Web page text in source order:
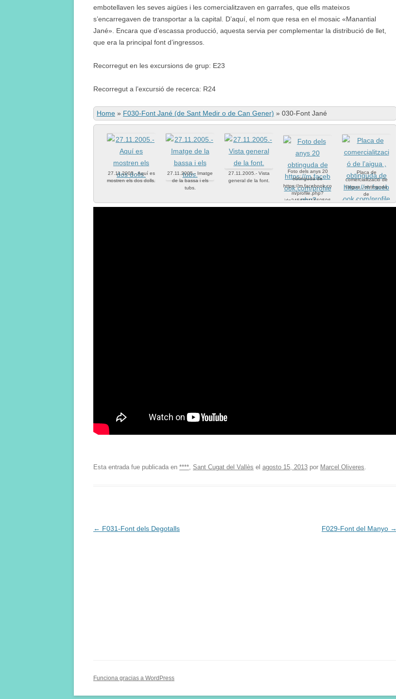
embotellaven les seves aigües i les comercialitzaven en garrafes, que ells mateixos
s’encarregaven de transportar a la capital. D’aquí, el nom que resa en el mosaic «Manantial
Jané». Encara que d’escassa producció, aquesta servia per complementar la distribució de llet,
que era la principal font d’ingressos.
Recorregut en les excursions de grup: E23
Recorregut a l’excursió de recerca: R24
Home » F030-Font Jané (de Sant Medir o de Can Gener) » 030-Font Jané
27.11.2005.- Aquí es
mostren els dos dolls.
27.11.2005.- Imatge
de la bassa i els
tubs.
27.11.2005.- Vista
general de la font.
Foto dels anys 20
obtinguda de
https://m.facebook.co
m/profile.php?
id=34568111560596
9&ref=content_filter
Placa de
comercialització de
l’aigua , obtinguda
de
https://m.facebook.co
m/profile.php?
Esta entrada fue publicada en ****, Sant Cugat del Vallès el agosto 15, 2013 por Marcel Oliveres.
Navegación
← F031-Font dels Degotalls F029-Font del Manyo →
Funciona gracias a WordPress